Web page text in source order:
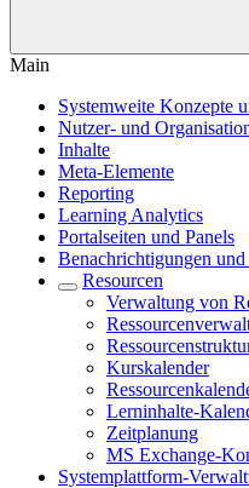
Main
Systemweite Konzepte
Nutzer- und
Inhalte
Meta-Elemente
Reporting
Learning Analytics
Portalseiten und Panels
Benachrichtigungen
Resourcen
Verwaltung von
Kurskalender
Lerninhalte-
Zeitplanung
MS Exchange-
Systemplattform-